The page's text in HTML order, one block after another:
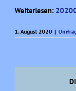
Weiterlesen:
1. August 2020 |